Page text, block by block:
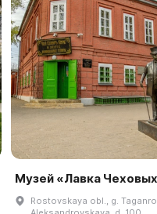
Музей «Лавка
Rostovskaya obl., g.